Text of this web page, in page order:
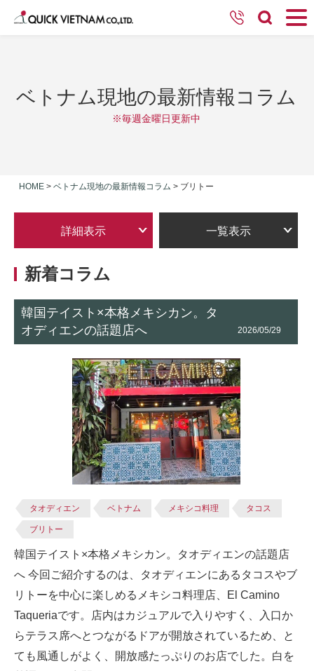
ベトナム現地の最新情報コラム
※毎週金曜日更新中
HOME > ベトナム現地の最新情報コラム > ブリトー
詳細表示 一覧表示
新着コラム
韓国テイスト×本格メキシカン。タ
オディエンの話題店へ
2026/05/29
タオディエン ベトナム メキシコ料理 タコス
ブリトー
韓国テイスト×本格メキシカン。タオディエンの話題店
へ 今回ご紹介するのは、タオディエンにあるタコスやブ
リトーを中心に楽しめるメキシコ料理店、El Camino
Taqueriaです。店内はカジュアルで入りやすく、入口か
らテラス席へとつながるドアが開放されているため、と
ても風通しがよく、開放感たっぷりのお店でした。白を